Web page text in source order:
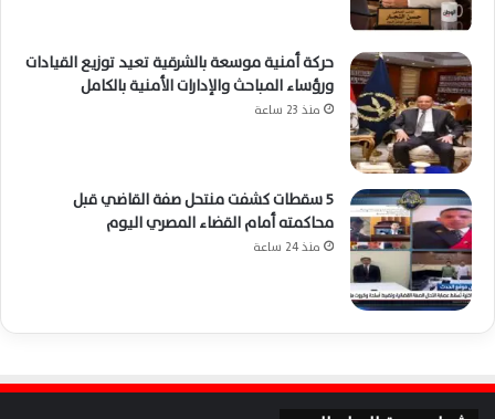
حركة أمنية موسعة بالشرقية تعيد توزيع القيادات
ورؤساء المباحث والإدارات الأمنية بالكامل
منذ 23 ساعة
5 سقطات كشفت منتحل صفة القاضي قبل
محاكمته أمام القضاء المصري اليوم
منذ 24 ساعة